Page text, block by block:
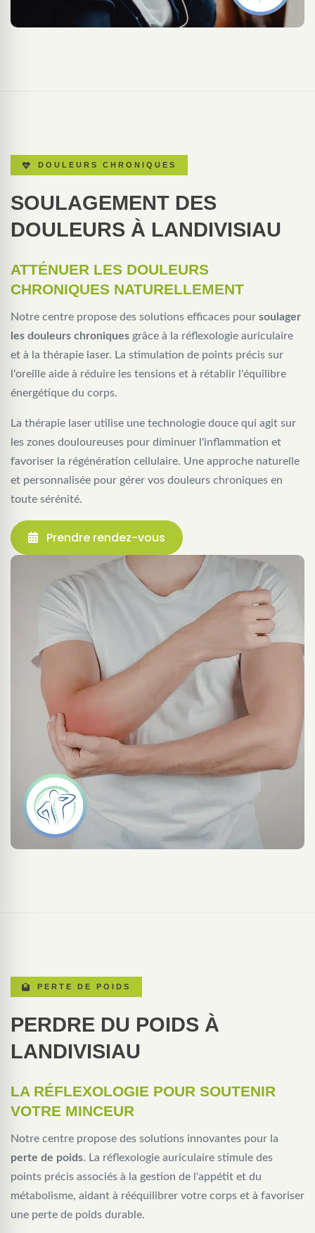
DOULEURS CHRONIQUES
SOULAGEMENT DES
DOULEURS À LANDIVISIAU
ATTÉNUER LES DOULEURS
CHRONIQUES NATURELLEMENT
Notre centre propose des solutions efficaces pour soulager
les douleurs chroniques grâce à la réflexologie auriculaire
et à la thérapie laser. La stimulation de points précis sur
l'oreille aide à réduire les tensions et à rétablir l'équilibre
énergétique du corps.
La thérapie laser utilise une technologie douce qui agit sur
les zones douloureuses pour diminuer l'inflammation et
favoriser la régénération cellulaire. Une approche naturelle
et personnalisée pour gérer vos douleurs chroniques en
toute sérénité.
Prendre rendez-vous
PERTE DE POIDS
PERDRE DU POIDS À
LANDIVISIAU
LA RÉFLEXOLOGIE POUR SOUTENIR
VOTRE MINCEUR
Notre centre propose des solutions innovantes pour la
perte de poids. La réflexologie auriculaire stimule des
points précis associés à la gestion de l'appétit et du
métabolisme, aidant à rééquilibrer votre corps et à favoriser
une perte de poids durable.